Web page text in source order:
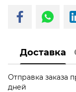
Доставка
Отправка заказа
дней